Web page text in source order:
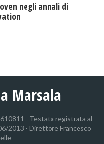
negli annali di
Marsala
- Testata registrata al
2013 - Direttore Francesco